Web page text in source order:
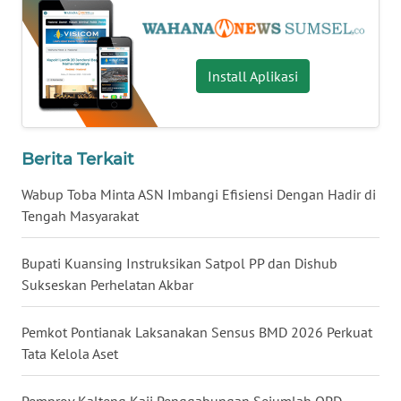
Install Aplikasi
Berita Terkait
Wabup Toba Minta ASN Imbangi Efisiensi Dengan Hadir di
Tengah Masyarakat
Bupati Kuansing Instruksikan Satpol PP dan Dishub
Sukseskan Perhelatan Akbar
Pemkot Pontianak Laksanakan Sensus BMD 2026 Perkuat
Tata Kelola Aset
WN
NUSANTARA
WN
JOGJA
JATIM
WN
BALI
WN